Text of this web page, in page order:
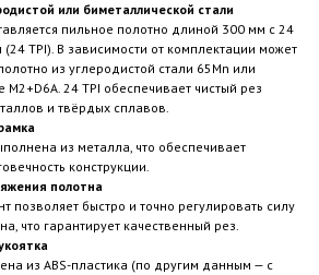
или биметаллической стали
пильное полотно длиной 300 мм с 24
TPI). В зависимости от комплектации может
из углеродистой стали 65Mn или
M2+D6A. 24 TPI обеспечивает чистый рез
и твёрдых сплавов.
из металла, что обеспечивает
конструкции.
полотна
позволяет быстро и точно регулировать силу
что гарантирует качественный рез.
из ABS-пластика (по другим данным — с